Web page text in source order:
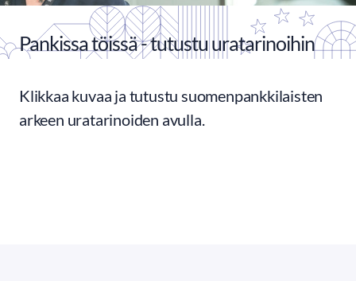
Pankissa töissä - tutustu uratarinoihin
Klikkaa kuvaa ja tutustu suomenpankkilaisten
arkeen uratarinoiden avulla.